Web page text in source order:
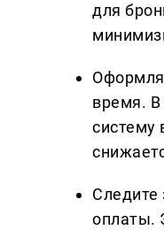
для
время. В
систему
Следите
оплаты.